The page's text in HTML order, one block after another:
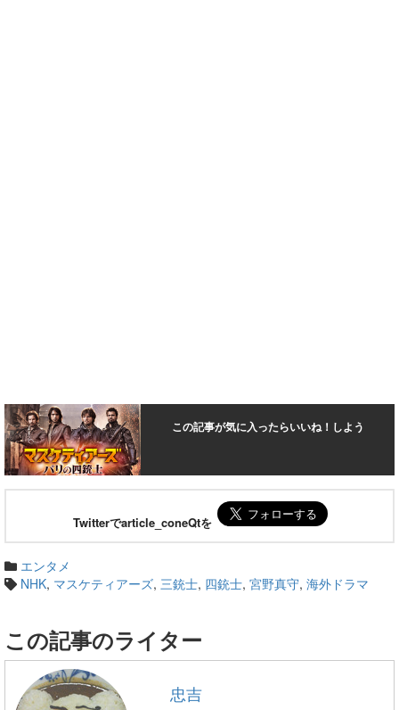
この記事が気に入ったらいいね！しよう
Twitterでarticle_coneQtを
エンタメ
NHK, マスケティアーズ, 三銃士, 四銃士, 宮野真守, 海外ドラマ
この記事のライター
忠吉